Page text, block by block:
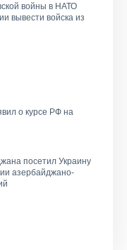
войны в НАТО
вывести войска из
о курсе РФ на
посетил Украину
азербайджано-